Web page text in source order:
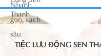
TIỆC LƯU ĐỘNG SEN